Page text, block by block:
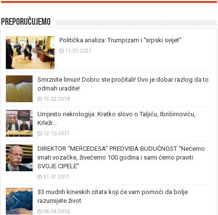
Preporučujemo
Politička analiza: Trumpizam i “srpski svijet”
11.01.2021.
Smrznite limun! Dobro ste pročitali! Ovo je dobar razlog da to
odmah uradite!
15.02.2018.
Umjesto nekrologija: Kratko slovo o Taljiću, Ibrišimoviću,
Krleži…
12.10.2017.
DIREKTOR “MERCEDESA” PREDVIĐA BUDUĆNOST “Nećemo
imati vozačke, živećemo 100 godina i sami ćemo praviti
SVOJE CIPELE”
31.07.2017.
33 mudrih kineskih citata koji će vam pomoći da bolje
razumijete život
06.04.2016.